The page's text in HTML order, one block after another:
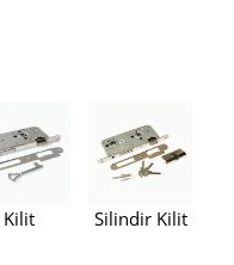
Kilit Silindir Kilit